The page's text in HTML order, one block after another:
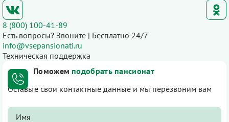
8 (800) 100-41-89
Есть вопросы? Звоните | Бесплатно 24/7
info@vsepansionati.ru
Техническая поддержка
Поможем подобрать пансионат
Оставьте свои контактные данные и мы перезвоним вам